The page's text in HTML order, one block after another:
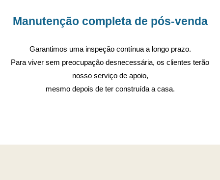
Manutenção completa de pós-venda
Garantimos uma inspeção contínua a longo prazo.
Para viver sem preocupação desnecessária, os clientes terão
nosso serviço de apoio,
mesmo depois de ter construída a casa.